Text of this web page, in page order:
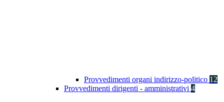
Provvedimenti organi indirizzo-politico 12
Provvedimenti dirigenti - amministrativi 4